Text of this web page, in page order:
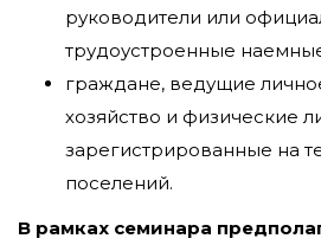
руководители или
трудоустроенные
граждане, ведущие
хозяйство и физические
зарегистрированные на
поселений.
В рамках семинара